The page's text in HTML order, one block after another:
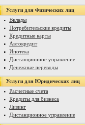
Услуги для Физических лиц
Вклады
Потребительские кредиты
Кредитные карты
Автокредит
Ипотека
Дистанционное управление
Денежные переводы
Услуги для Юридических лиц
Расчетные счета
Кредиты для бизнеса
Лизинг
Дистанционное управление